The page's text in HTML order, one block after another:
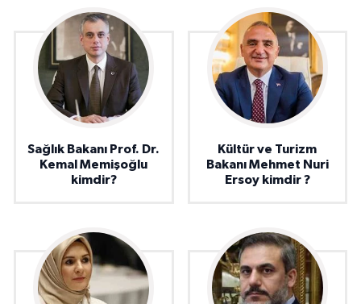
Sağlık Bakanı Prof. Dr.
Kemal Memişoğlu
kimdir?
Kültür ve Turizm
Bakanı Mehmet Nuri
Ersoy kimdir ?